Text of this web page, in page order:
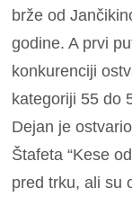
brže od
godine. A prvi
konkurenciji
kategoriji 55 do
Dejan je
Štafeta “Kese
pred trku, ali su